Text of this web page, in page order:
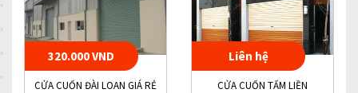
320.000 VND
CỬA CUỐN ĐÀI LOAN GIÁ RẺ
Liên hệ
CỬA CUỐN TẤM LIỀN